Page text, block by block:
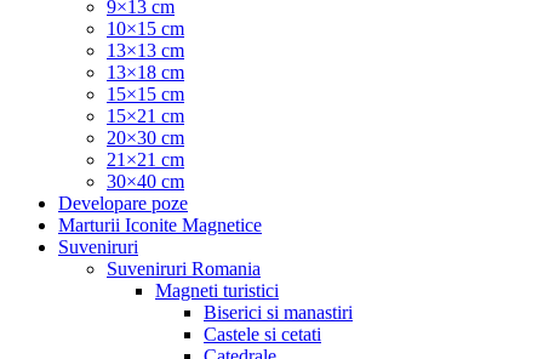
9×13 cm
10×15 cm
13×13 cm
13×18 cm
15×15 cm
15×21 cm
20×30 cm
21×21 cm
30×40 cm
Developare poze
Marturii Iconite Magnetice
Suveniruri
Suveniruri Romania
Magneti turistici
Biserici si manastiri
Castele si cetati